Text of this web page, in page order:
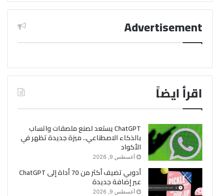
Advertisement
اقرأ ايضاً
ChatGPT يستعد لصنع ملصقات واتساب
بالذكاء الاصطناعي.. ميزة جديدة تظهر في
الأكواد
أغسطس 9, 2026
أدوبي تضيف أكثر من 70 أداة إلى ChatGPT
عبر إضافة جديدة
أغسطس 9, 2026